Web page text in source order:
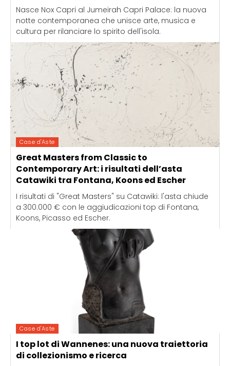
Nasce Nox Capri al Jumeirah Capri Palace: la nuova
notte contemporanea che unisce arte, musica e
cultura per rilanciare lo spirito dell'isola.
Case d'Aste
Great Masters from Classic to
Contemporary Art: i risultati dell’asta
Catawiki tra Fontana, Koons ed Escher
I risultati di "Great Masters" su Catawiki: l'asta chiude
a 300.000 € con le aggiudicazioni top di Fontana,
Koons, Picasso ed Escher.
Case d'Aste
I top lot di Wannenes: una nuova traiettoria
di collezionismo e ricerca